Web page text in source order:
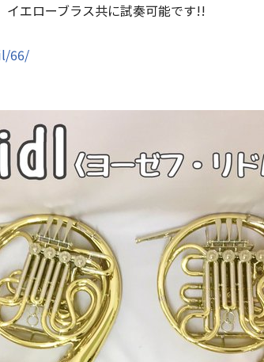
エローブラス共に試奏可能です!!
66/